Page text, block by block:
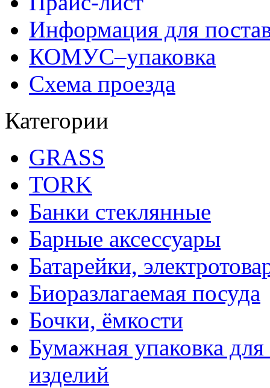
Информация для
КОМУС–упаковка
Схема проезда
Категории
GRASS
TORK
Банки стеклянные
Барные аксессуары
Батарейки,
Биоразлагаемая посуда
Бочки, ёмкости
Бумажная упаковка
изделий